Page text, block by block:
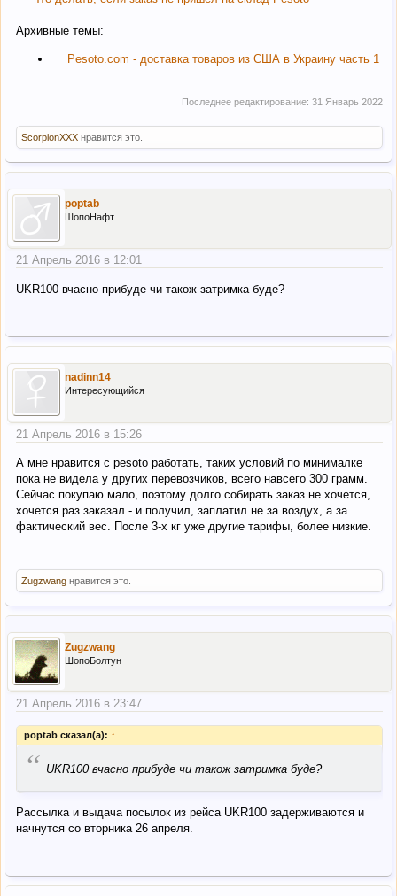
Архивные темы:
Pesoto.com - доставка товаров из США в Украину часть 1
Последнее редактирование: 31 Январь 2022
ScorpionXXX нравится это.
poptab
ШопоНафт
21 Апрель 2016 в 12:01
UKR100 вчасно прибуде чи також затримка буде?
nadinn14
Интересующийся
21 Апрель 2016 в 15:26
А мне нравится с pesoto работать, таких условий по минималке
пока не видела у других перевозчиков, всего навсего 300 грамм.
Сейчас покупаю мало, поэтому долго собирать заказ не хочется,
хочется раз заказал - и получил, заплатил не за воздух, а за
фактический вес. После 3-х кг уже другие тарифы, более низкие.
Zugzwang нравится это.
Zugzwang
ШопоБолтун
21 Апрель 2016 в 23:47
poptab сказал(а): ↑
“ UKR100 вчасно прибуде чи також затримка буде?
Рассылка и выдача посылок из рейса UKR100 задерживаются и
начнутся со вторника 26 апреля.